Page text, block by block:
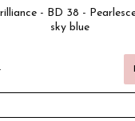
- BD 38 -
sky blue